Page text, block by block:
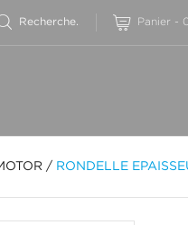
Panier -
/ RONDELLE